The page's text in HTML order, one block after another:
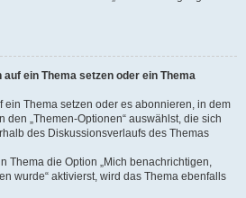
ein Thema setzen oder ein Thema
ein Thema setzen oder es abonnieren, in dem
den „Themen-Optionen“ auswählst, die sich
des Diskussionsverlaufs des Themas
Thema die Option „Mich benachrichtigen,
wurde“ aktivierst, wird das Thema ebenfalls